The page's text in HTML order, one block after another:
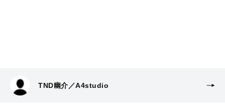
TND幽介／A4studio